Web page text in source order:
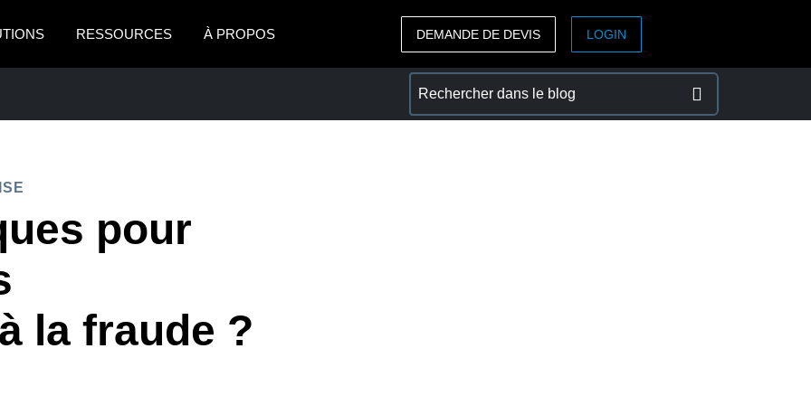
RESSOURCES À PROPOS
México (Español)
ASIA PACIFIC
DEMANDE DE DEVIS LOGIN
pour
la fraude ?